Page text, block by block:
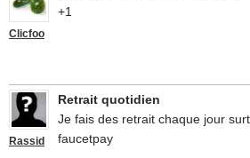
Clicfoo
+1
Rassid
Retrait quotidien
Je fais des retrait chaque jour
faucetpay